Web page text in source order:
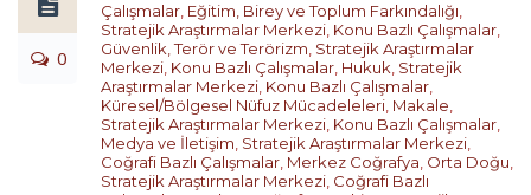
0
Çalışmalar Eğitim, Birey ve Toplum Farkındalığı
Stratejik Araştırmalar Merkezi Konu Bazlı Çalışmalar
Güvenlik, Terör ve Terörizm Stratejik Araştırmalar
Merkezi Konu Bazlı Çalışmalar Hukuk Stratejik
Araştırmalar Merkezi Konu Bazlı Çalışmalar
Küresel/Bölgesel Nüfuz Mücadeleleri Makale
Stratejik Araştırmalar Merkezi Konu Bazlı Çalışmalar
Medya ve İletişim Stratejik Araştırmalar Merkezi
Coğrafi Bazlı Çalışmalar Merkez Coğrafya Orta Doğu
Stratejik Araştırmalar Merkezi Coğrafi Bazlı